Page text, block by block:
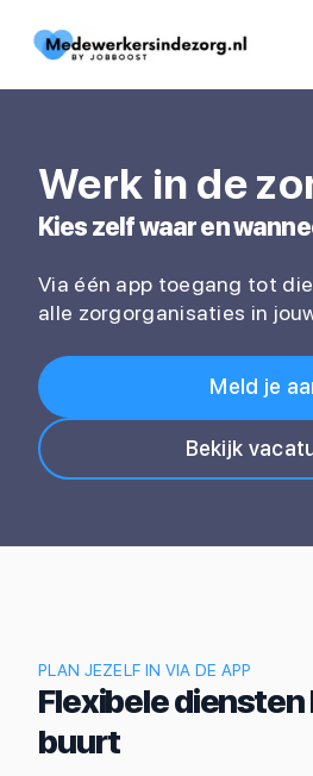
Werk in de
Kies zelf waar en
Via één app toegang tot
alle zorgorganisaties in
Meld je
Bekijk
PLAN JEZELF IN VIA DE APP
Flexibele diensten
buurt